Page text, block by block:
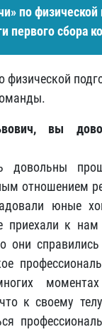
по физической
первого сбора
физической
вы
довольны
отношением
юные
приехали к
они
к своему